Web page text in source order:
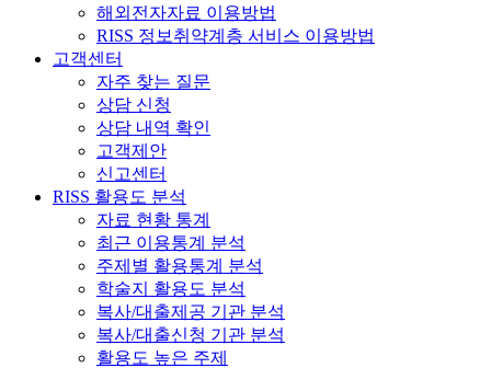
해외전자자료 이용방법
RISS 정보취약계층 서비스 이용방법
고객센터
자주 찾는 질문
상담 신청
상담 내역 확인
고객제안
신고센터
RISS 활용도 분석
자료 현황 통계
최근 이용통계 분석
주제별 활용통계 분석
학술지 활용도 분석
복사/대출제공 기관 분석
복사/대출신청 기관 분석
활용도 높은 주제